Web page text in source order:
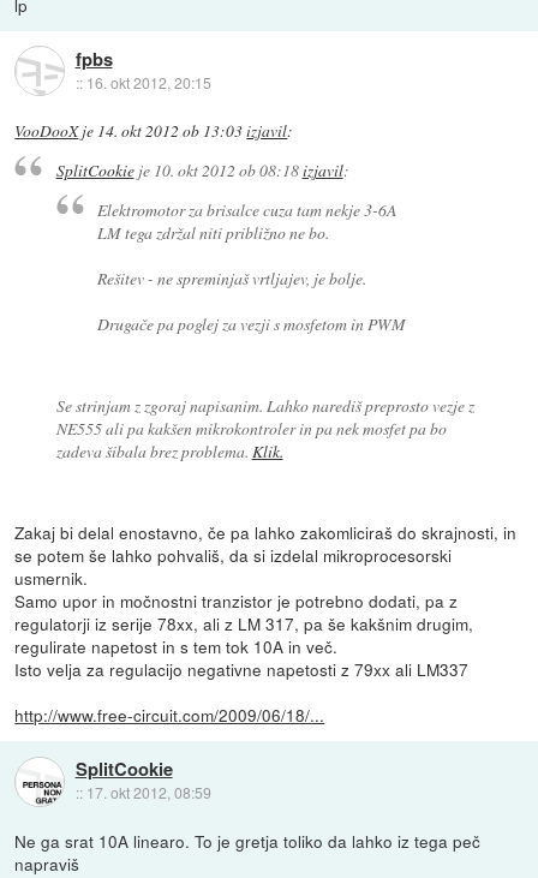
fpbs
:: 16. okt 2012, 20:15
VooDooXje 14. okt 2012 ob 13:03izjavil:
SplitCookieje 10. okt 2012 ob 08:18izjavil:
Elektromotor za brisalce cuza tam nekje 3-6A
LM tega zdržal niti približno ne bo.
Rešitev - ne spreminjaš vrtljajev, je bolje.
Drugače pa poglej za vezji s mosfetom in PWM
Se strinjam z zgoraj napisanim. Lahko narediš preprosto vezje z
NE555 ali pa kakšen mikrokontroler in pa nek mosfet pa bo
zadeva šibala brez problema. Klik.
Zakaj bi delal enostavno, če pa lahko zakomliciraš do skrajnosti, in
se potem še lahko pohvališ, da si izdelal mikroprocesorski
usmernik.
Samo upor in močnostni tranzistor je potrebno dodati, pa z
regulatorji iz serije 78xx, ali z LM 317, pa še kakšnim drugim,
regulirate napetost in s tem tok 10A in več.
Isto velja za regulacijo negativne napetosti z 79xx ali LM337
http://www.free-circuit.com/2009/06/18/...
SplitCookie
:: 17. okt 2012, 08:59
Ne ga srat 10A linearo. To je gretja toliko da lahko iz tega peč
napraviš